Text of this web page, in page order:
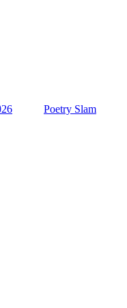
Poetry Slam